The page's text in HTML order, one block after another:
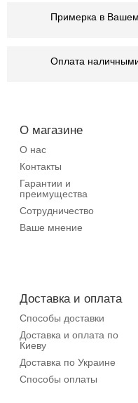
Примерка в
Оплата
О магазине
О нас
Контакты
Гарантии и
преимущества
Сотрудничество
Ваше мнение
Доставка и оплата
Способы доставки
Доставка и оплата по
Киеву
Доставка по Украине
Способы оплаты